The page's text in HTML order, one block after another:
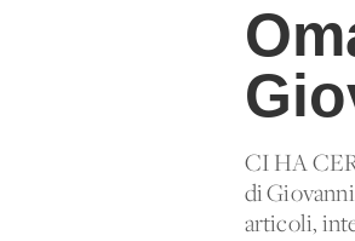
CI HA
di
articoli,